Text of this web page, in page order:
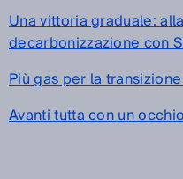
Una vittoria graduale:
decarbonizzazione con
Più gas per la
Avanti tutta con un